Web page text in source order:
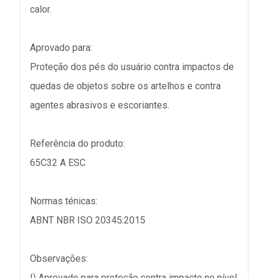
calor.
Aprovado para:
Proteção dos pés do usuário contra impactos de
quedas de objetos sobre os artelhos e contra
agentes abrasivos e escoriantes.
Referência do produto:
65C32 A ESC
Normas ténicas:
ABNT NBR ISO 20345:2015
Observações: